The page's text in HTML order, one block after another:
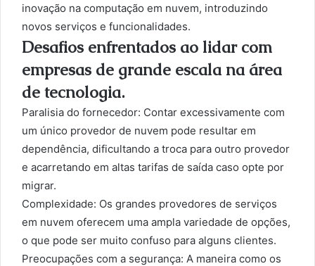
inovação na computação em nuvem, introduzindo
novos serviços e funcionalidades.
Desafios enfrentados ao lidar com
empresas de grande escala na área
de tecnologia.
Paralisia do fornecedor: Contar excessivamente com
um único provedor de nuvem pode resultar em
dependência, dificultando a troca para outro provedor
e acarretando em altas tarifas de saída caso opte por
migrar.
Complexidade: Os grandes provedores de serviços
em nuvem oferecem uma ampla variedade de opções,
o que pode ser muito confuso para alguns clientes.
Preocupações com a segurança: A maneira como os